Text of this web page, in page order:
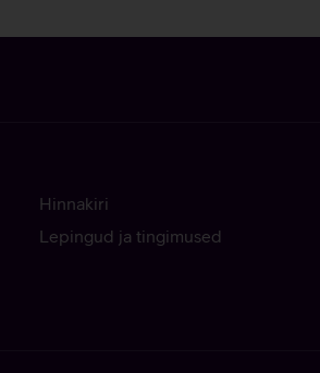
Hinnakiri
Lepingud ja tingimused